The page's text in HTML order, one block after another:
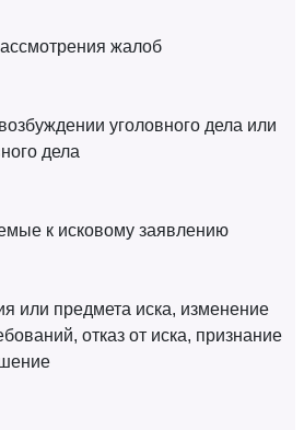
жалоб
уголовного дела или
дела
к исковому заявлению
или предмета иска, изменение
отказ от иска, признание